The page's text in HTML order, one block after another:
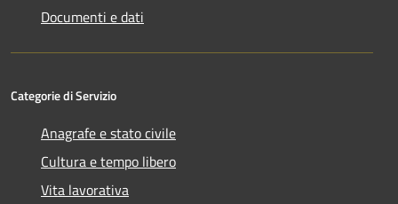
Documenti e dati
Categorie di Servizio
Anagrafe e stato civile
Cultura e tempo libero
Vita lavorativa